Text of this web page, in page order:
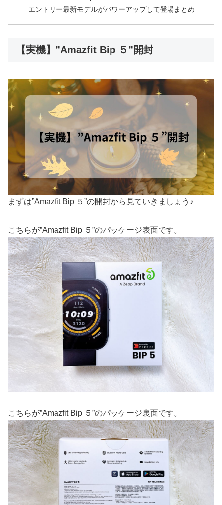
エントリー最新モデルがパワーアップして登場まとめ
【実機】”Amazfit Bip ５”開封
まずは”Amazfit Bip ５”の開封から見ていきましょう♪
こちらが”Amazfit Bip ５”のパッケージ表面です。
こちらが”Amazfit Bip ５”のパッケージ裏面です。